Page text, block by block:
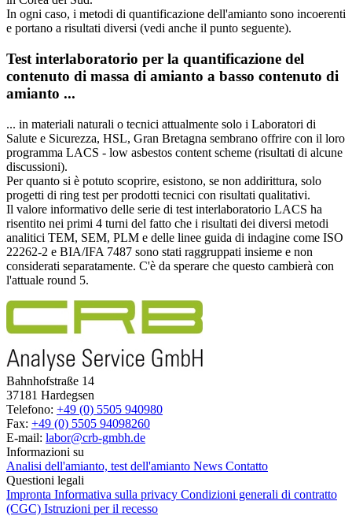
In ogni caso, i metodi di quantificazione dell'amianto sono incoerenti
e portano a risultati diversi (vedi anche il punto seguente).
Test interlaboratorio per la quantificazione del
contenuto di massa di amianto a basso contenuto di
amianto ...
... in materiali naturali o tecnici attualmente solo i Laboratori di
Salute e Sicurezza, HSL, Gran Bretagna sembrano offrire con il loro
programma LACS - low asbestos content scheme (risultati di alcune
discussioni).
Per quanto si è potuto scoprire, esistono, se non addirittura, solo
progetti di ring test per prodotti tecnici con risultati qualitativi.
Il valore informativo delle serie di test interlaboratorio LACS ha
risentito nei primi 4 turni del fatto che i risultati dei diversi metodi
analitici TEM, SEM, PLM e delle linee guida di indagine come ISO
22262-2 e BIA/IFA 7487 sono stati raggruppati insieme e non
considerati separatamente. C'è da sperare che questo cambierà con
l'attuale round 5.
Bahnhofstraße 14
37181 Hardegsen
Telefono: +49 (0) 5505 940980
Fax: +49 (0) 5505 94098260
E-mail: labor@crb-gmbh.de
Informazioni su
Analisi dell'amianto, test dell'amianto News Contatto
Questioni legali
Impronta Informativa sulla privacy Condizioni generali di contratto
(CGC) Istruzioni per il recesso